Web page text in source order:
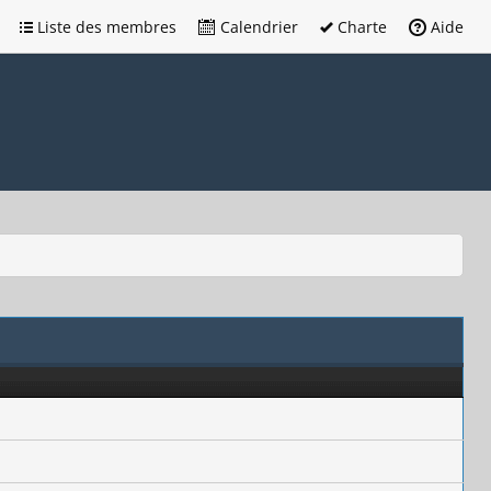
Liste des membres Calendrier Charte Aide